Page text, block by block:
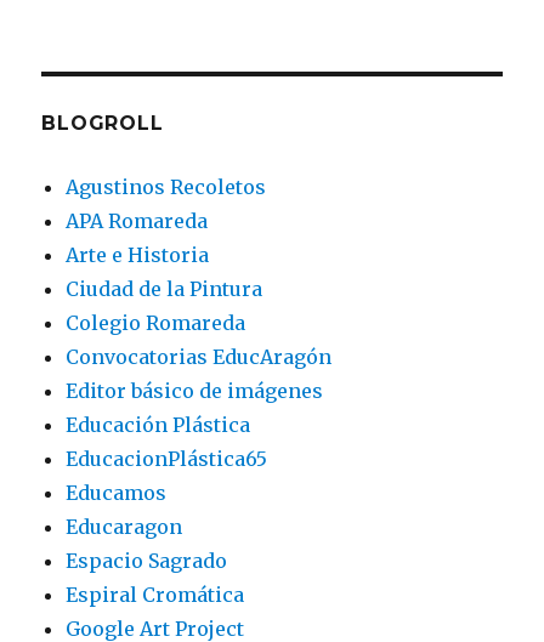
BLOGROLL
Agustinos Recoletos
APA Romareda
Arte e Historia
Ciudad de la Pintura
Colegio Romareda
Convocatorias EducAragón
Editor básico de imágenes
Educación Plástica
EducacionPlástica65
Educamos
Educaragon
Espacio Sagrado
Espiral Cromática
Google Art Project